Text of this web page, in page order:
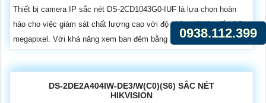
Thiết bị camera IP sắc nét DS-2CD1043G0-IUF là lựa chọn hoàn
hảo cho việc giám sát chất lượng cao với độ phân giải lên đến 4.0
megapixel. Với khả năng xem ban đêm bằng hồng...
DS-2DE2A404IW-DE3/W(C0)(S6) SẮC NÉT
HIKVISION
0938.112.399